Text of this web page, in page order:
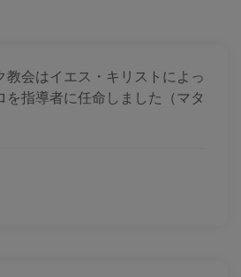
教会はイエス・キリストによっ
を指導者に任命しました（マタ